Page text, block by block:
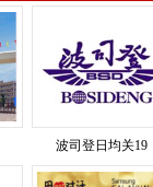
波司登日均关19